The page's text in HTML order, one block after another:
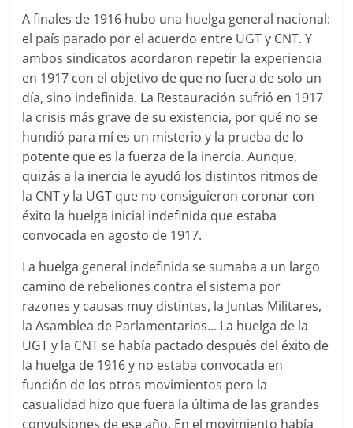
A finales de 1916 hubo una huelga general nacional:
el país parado por el acuerdo entre UGT y CNT. Y
ambos sindicatos acordaron repetir la experiencia
en 1917 con el objetivo de que no fuera de solo un
día, sino indefinida. La Restauración sufrió en 1917
la crisis más grave de su existencia, por qué no se
hundió para mí es un misterio y la prueba de lo
potente que es la fuerza de la inercia. Aunque,
quizás a la inercia le ayudó los distintos ritmos de
la CNT y la UGT que no consiguieron coronar con
éxito la huelga inicial indefinida que estaba
convocada en agosto de 1917.
La huelga general indefinida se sumaba a un largo
camino de rebeliones contra el sistema por
razones y causas muy distintas, la Juntas Militares,
la Asamblea de Parlamentarios… La huelga de la
UGT y la CNT se había pactado después del éxito de
la huelga de 1916 y no estaba convocada en
función de los otros movimientos pero la
casualidad hizo que fuera la última de las grandes
convulsiones de ese año. En el movimiento había